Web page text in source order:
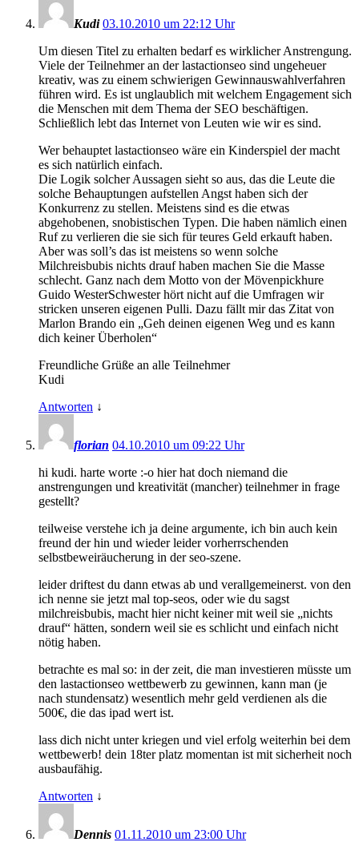
Kudi 03.10.2010 um 22:12 Uhr
Um diesen Titel zu erhalten bedarf es wirklicher Anstrengung.
Viele der Teilnehmer an der lastactionseo sind ungeheuer
kreativ, was zu einem schwierigen Gewinnauswahlverfahren
führen wird. Es ist unglaublich mit welchem Engagement sich
die Menschen mit dem Thema der SEO beschäftigen.
Schließlich lebt das Internet von Leuten wie wir es sind.
Wer behauptet lastactionseo wäre ein Kinderspiel der macht
es sich natürlich einfach.
Die Logik solcher Aussagen sieht so aus, das die Leute die
solche Behauptungen aufstellen Angst haben sich der
Konkurrenz zu stellen. Meistens sind es die etwas
abgehobenen, snobistischen Typen. Die haben nämlich einen
Ruf zu verlieren die sie sich für teures Geld erkauft haben.
Aber was soll’s das ist meistens so wenn solche
Milchreisbubis nichts drauf haben machen Sie die Masse
schlecht. Ganz nach dem Motto von der Mövenpickhure
Guido WesterSchwester hört nicht auf die Umfragen wir
stricken unseren eigenen Pulli. Dazu fällt mir das Zitat von
Marlon Brando ein „Geh deinen eigenen Weg und es kann
dich keiner Überholen“
Freundliche Grüße an alle Teilnehmer
Kudi
Antworten ↓
florian 04.10.2010 um 09:22 Uhr
hi kudi. harte worte :-o hier hat doch niemand die
anstrengungen und kreativität (mancher) teilnehmer in frage
gestellt?
teilweise verstehe ich ja deine argumente, ich bin auch kein
freund der hin und wieder leider vorherrschenden
selbstbeweiräucherung in der seo-szene.
leider driftest du dann etwas ab und verallgemeinerst. von den
ich nenne sie jetzt mal top-seos, oder wie du sagst
milchreisbubis, macht hier nicht keiner mit weil sie „nichts
drauf“ hätten, sondern weil sie es schlicht und einfach nicht
nötig haben.
betrachte es mal so: in der zeit, die man investieren müsste um
den lastactionseo wettbewerb zu gewinnen, kann man (je
nach stundensatz) wesentlich mehr geld verdienen als die
500€, die das ipad wert ist.
lass dich nicht unter kriegen und viel erfolg weiterhin bei dem
wettbewerb! dein 18ter platz momentan ist mit sicherheit noch
ausbaufähig.
Antworten ↓
Dennis 01.11.2010 um 23:00 Uhr